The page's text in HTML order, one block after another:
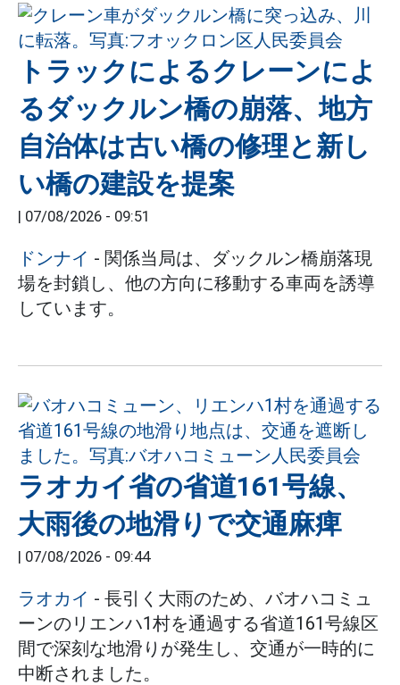
トラックによるクレーンによ
るダックルン橋の崩落、地方
自治体は古い橋の修理と新し
い橋の建設を提案
| 07/08/2026 - 09:51
ドンナイ - 関係当局は、ダックルン橋崩落現
場を封鎖し、他の方向に移動する車両を誘導
しています。
ラオカイ省の省道161号線、
大雨後の地滑りで交通麻痺
| 07/08/2026 - 09:44
ラオカイ - 長引く大雨のため、バオハコミュ
ーンのリエンハ1村を通過する省道161号線区
間で深刻な地滑りが発生し、交通が一時的に
中断されました。